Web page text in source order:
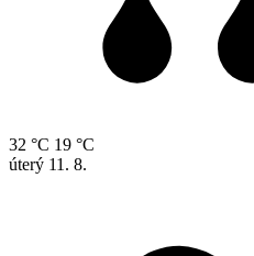
32 °C 19 °C
úterý 11. 8.